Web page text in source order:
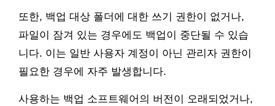
또한, 백업 대상 폴더에 대한 쓰기 권한이 없거나,
파일이 잠겨 있는 경우에도 백업이 중단될 수 있습
니다. 이는 일반 사용자 계정이 아닌 관리자 권한이
필요한 경우에 자주 발생합니다.
사용하는 백업 소프트웨어의 버전이 오래되었거나,